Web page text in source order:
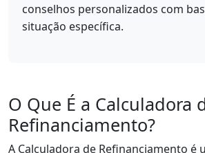
conselhos personalizados com
situação específica.
O Que É a Calculadora
Refinanciamento?
A Calculadora de Refinanciamento é